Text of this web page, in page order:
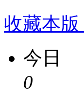
收藏本版
今日
0